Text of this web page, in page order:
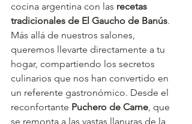
cocina argentina con las recetas
tradicionales de El Gaucho de Banús.
Más allá de nuestros salones,
queremos llevarte directamente a tu
hogar, compartiendo los secretos
culinarios que nos han convertido en
un referente gastronómico. Desde el
reconfortante Puchero de Carne, que
se remonta a las vastas llanuras de la